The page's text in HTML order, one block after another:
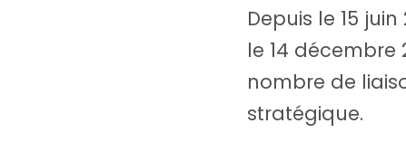
Depuis le 15
le 14 décembre
nombre de
stratégique.